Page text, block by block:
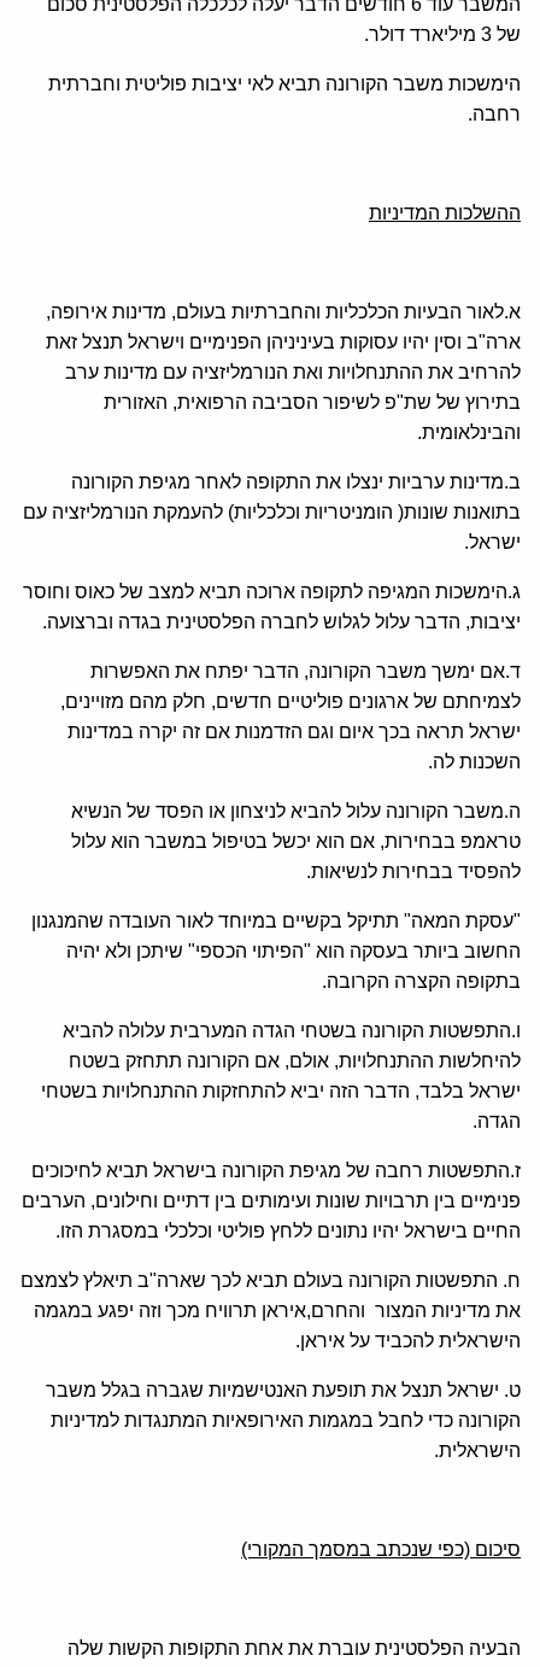
המשבר עוד 6 חודשים הדבר יעלה לכלכלה הפלסטינית סכום
של 3 מיליארד דולר.
הימשכות משבר הקורונה תביא לאי יציבות פוליטית וחברתית
רחבה.
ההשלכות המדיניות
א.לאור הבעיות הכלכליות והחברתיות בעולם, מדינות אירופה,
ארה"ב וסין יהיו עסוקות בעיניניהן הפנימיים וישראל תנצל זאת
להרחיב את ההתנחלויות ואת הנורמליזציה עם מדינות ערב
בתירוץ של שת"פ לשיפור הסביבה הרפואית, האזורית
והבינלאומית.
ב.מדינות ערביות ינצלו את התקופה לאחר מגיפת הקורונה
בתואנות שונות( הומניטריות וכלכליות) להעמקת הנורמליזציה עם
ישראל.
ג.הימשכות המגיפה לתקופה ארוכה תביא למצב של כאוס וחוסר
יציבות, הדבר עלול לגלוש לחברה הפלסטינית בגדה וברצועה.
ד.אם ימשך משבר הקורונה, הדבר יפתח את האפשרות
לצמיחתם של ארגונים פוליטיים חדשים, חלק מהם מזויינים,
ישראל תראה בכך איום וגם הזדמנות אם זה יקרה במדינות
השכנות לה.
ה.משבר הקורונה עלול להביא לניצחון או הפסד של הנשיא
טראמפ בבחירות, אם הוא יכשל בטיפול במשבר הוא עלול
להפסיד בבחירות לנשיאות.
"עסקת המאה" תתיקל בקשיים במיוחד לאור העובדה שהמנגנון
החשוב ביותר בעסקה הוא "הפיתוי הכספי" שיתכן ולא יהיה
בתקופה הקצרה הקרובה.
ו.התפשטות הקורונה בשטחי הגדה המערבית עלולה להביא
להיחלשות ההתנחלויות, אולם, אם הקורונה תתחזק בשטח
ישראל בלבד, הדבר הזה יביא להתחזקות ההתנחלויות בשטחי
הגדה.
ז.התפשטות רחבה של מגיפת הקורונה בישראל תביא לחיכוכים
פנימיים בין תרבויות שונות ועימותים בין דתיים וחילונים, הערבים
החיים בישראל יהיו נתונים ללחץ פוליטי וכלכלי במסגרת הזו.
ח. התפשטות הקורונה בעולם תביא לכך שארה"ב תיאלץ לצמצם
את מדיניות המצור והחרם,איראן תרוויח מכך וזה יפגע במגמה
הישראלית להכביד על איראן.
ט. ישראל תנצל את תופעת האנטישמיות שגברה בגלל משבר
הקורונה כדי לחבל במגמות האירופאיות המתנגדות למדיניות
הישראלית.
סיכום (כפי שנכתב במסמך המקורי)
הבעיה הפלסטינית עוברת את אחת התקופות הקשות שלה